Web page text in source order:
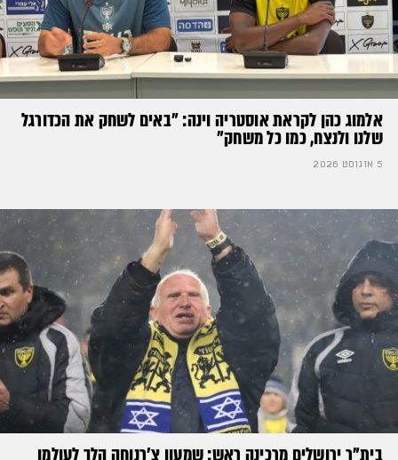
אלמוג כהן לקראת אוסטריה וינה: ״באים לשחק את הכדורגל
שלנו ולנצח, כמו כל משחק״
5 אוגוסט 2026